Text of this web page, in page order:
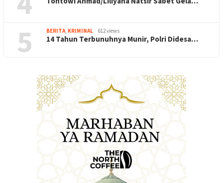
5 BERITA, KRIMINAL 612 views
14 Tahun Terbunuhnya Munir, Polri Didesa…